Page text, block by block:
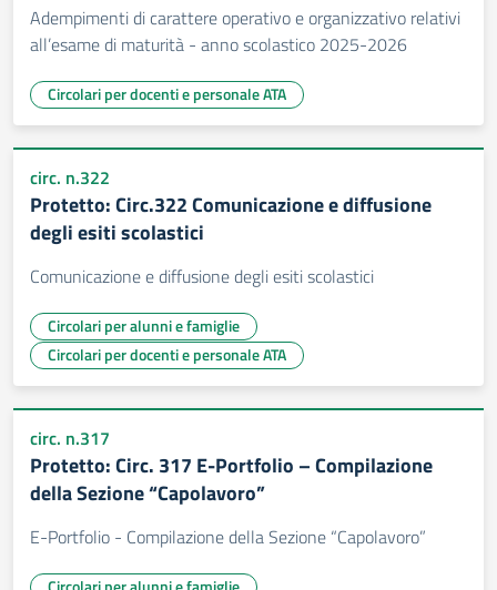
Adempimenti di carattere operativo e organizzativo relativi
all’esame di maturità - anno scolastico 2025-2026
Circolari per docenti e personale ATA
circ. n.322
Protetto: Circ.322 Comunicazione e diffusione
degli esiti scolastici
Comunicazione e diffusione degli esiti scolastici
Circolari per alunni e famiglie
Circolari per docenti e personale ATA
circ. n.317
Protetto: Circ. 317 E-Portfolio – Compilazione
della Sezione “Capolavoro”
E-Portfolio - Compilazione della Sezione “Capolavoro”